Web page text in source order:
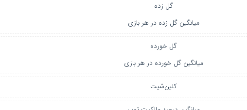
گل زده
میانگین گل زده در هر بازی
گل خورده
میانگین گل خورده در هر بازی
کلین‌شیت